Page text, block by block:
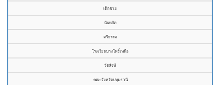
เด็กชาย
นันทภัค
ศรีธรรม
โรงเรียนบางโพธิ์เหนือ
วัดสิงห์
คณะจังหวัดปทุมธานี